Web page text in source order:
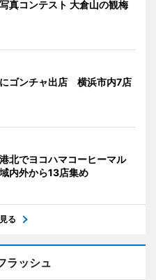
真コンテスト 大倉山の観梅
ゴンチャ出店 横浜市内7店
北でヨコハマコーヒーマル
内外から13店集め
る
ラッシュ